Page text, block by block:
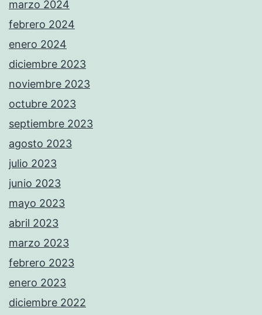
marzo 2024
febrero 2024
enero 2024
diciembre 2023
noviembre 2023
octubre 2023
septiembre 2023
agosto 2023
julio 2023
junio 2023
mayo 2023
abril 2023
marzo 2023
febrero 2023
enero 2023
diciembre 2022